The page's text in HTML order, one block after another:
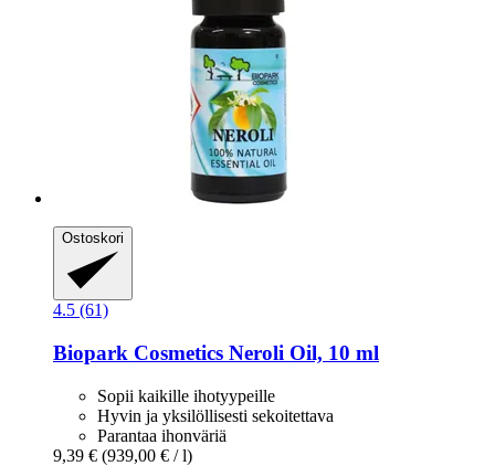
Ostoskori
4.5 (61)
Biopark Cosmetics Neroli Oil, 10 ml
Sopii kaikille ihotyypeille
Hyvin ja yksilöllisesti sekoitettava
Parantaa ihonväriä
9,39 € (939,00 € / l)